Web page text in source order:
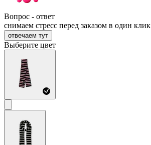
Вопрос - ответ
снимаем стресс перед заказом в один клик
отвечаем тут
Выберите цвет